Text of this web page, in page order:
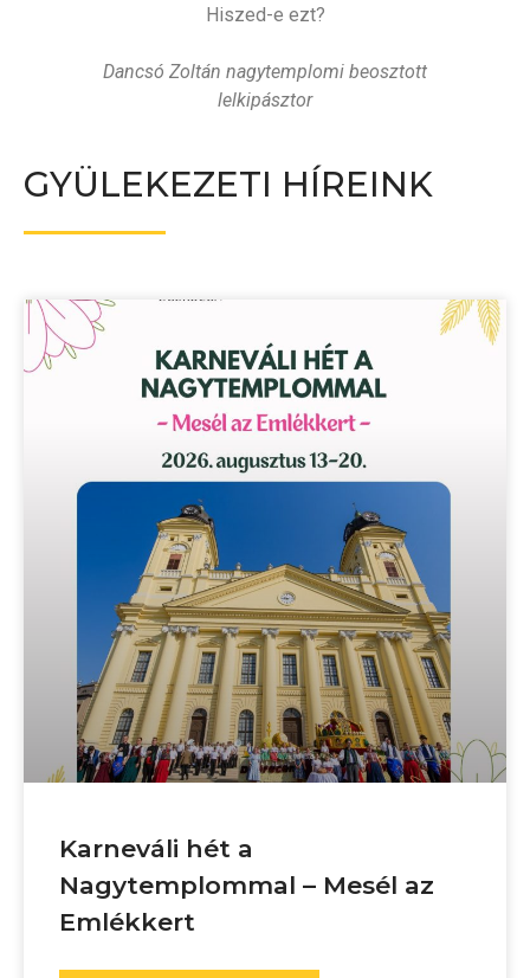
Hiszed-e ezt?
Dancsó Zoltán nagytemplomi beosztott
lelkipásztor
GYÜLEKEZETI HÍREINK
Karneváli hét a
Nagytemplommal – Mesél az
Emlékkert